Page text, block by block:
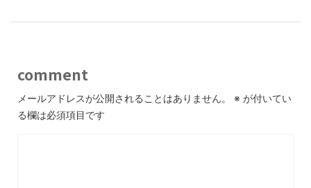
comment
メールアドレスが公開されることはありません。 ※ が付いてい
る欄は必須項目です